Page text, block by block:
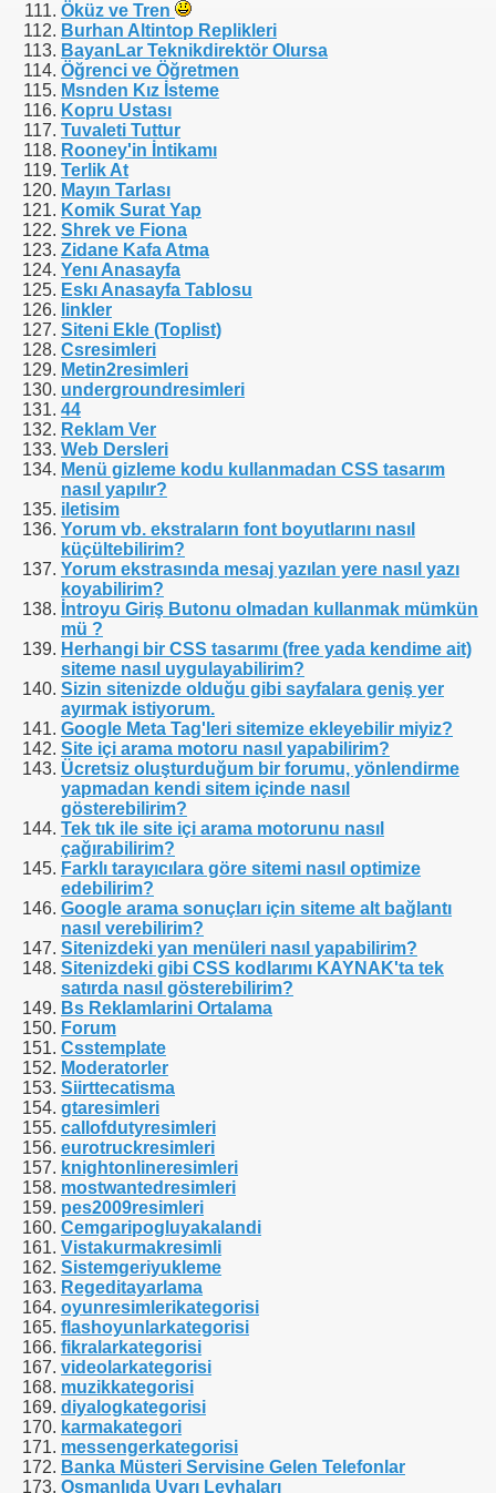
Öküz ve Tren
Burhan Altintop Replikleri
BayanLar Teknikdirektör Olursa
Öğrenci ve Öğretmen
Msnden Kız İsteme
Kopru Ustası
Tuvaleti Tuttur
Rooney'in İntikamı
Terlik At
Mayın Tarlası
Komik Surat Yap
Shrek ve Fiona
Zidane Kafa Atma
Yenı Anasayfa
Eskı Anasayfa Tablosu
linkler
Siteni Ekle (Toplist)
Csresimleri
Metin2resimleri
undergroundresimleri
44
Reklam Ver
Web Dersleri
Menü gizleme kodu kullanmadan CSS tasarım
nasıl yapılır?
iletisim
Yorum vb. ekstraların font boyutlarını nasıl
küçültebilirim?
Yorum ekstrasında mesaj yazılan yere nasıl yazı
koyabilirim?
İntroyu Giriş Butonu olmadan kullanmak mümkün
mü ?
Herhangi bir CSS tasarımı (free yada kendime ait)
siteme nasıl uygulayabilirim?
Sizin sitenizde olduğu gibi sayfalara geniş yer
ayırmak istiyorum.
Google Meta Tag'leri sitemize ekleyebilir miyiz?
Site içi arama motoru nasıl yapabilirim?
Ücretsiz oluşturduğum bir forumu, yönlendirme
yapmadan kendi sitem içinde nasıl
gösterebilirim?
Tek tık ile site içi arama motorunu nasıl
çağırabilirim?
Farklı tarayıcılara göre sitemi nasıl optimize
edebilirim?
Google arama sonuçları için siteme alt bağlantı
nasıl verebilirim?
Sitenizdeki yan menüleri nasıl yapabilirim?
Sitenizdeki gibi CSS kodlarımı KAYNAK'ta tek
satırda nasıl gösterebilirim?
Bs Reklamlarini Ortalama
Forum
Csstemplate
Moderatorler
Siirttecatisma
gtaresimleri
callofdutyresimleri
eurotruckresimleri
knightonlineresimleri
mostwantedresimleri
pes2009resimleri
Cemgaripogluyakalandi
Vistakurmakresimli
Sistemgeriyukleme
Regeditayarlama
oyunresimlerikategorisi
flashoyunlarkategorisi
fikralarkategorisi
videolarkategorisi
muzikkategorisi
diyalogkategorisi
karmakategori
messengerkategorisi
Banka Müsteri Servisine Gelen Telefonlar
Osmanlıda Uyarı Levhaları